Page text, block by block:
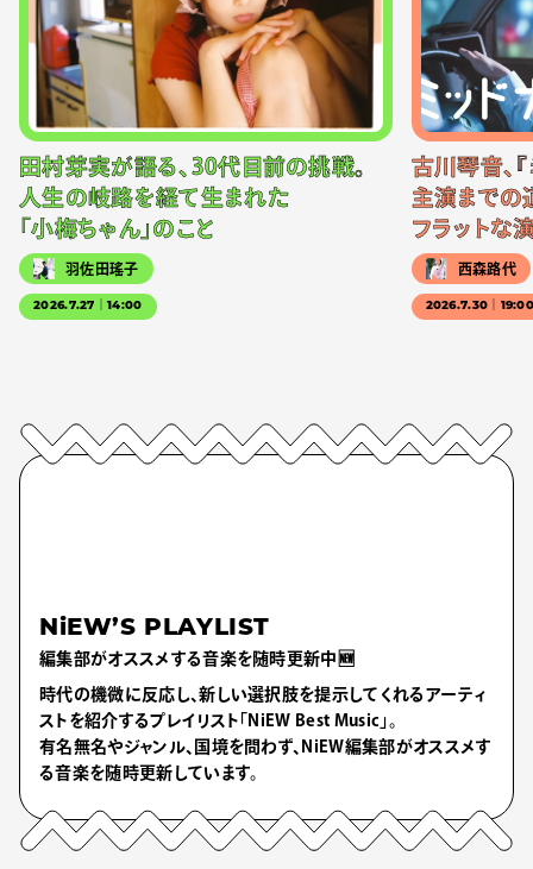
田村芽実が語る、30代目前の挑戦。
人生の岐路を経て生まれた
「小梅ちゃん」のこと
羽佐田瑤子
2026.7.27｜14:00
古川琴音、
主演までの
フラットな
西森路代
2026.7.30｜
NiEW’S PLAYLIST
編集部がオススメする音楽を随時更新中🆕
時代の機微に反応し、新しい選択肢を提示してくれるアーティ
ストを紹介するプレイリスト「NiEW Best Music」。
有名無名やジャンル、国境を問わず、NiEW編集部がオススメす
る音楽を随時更新しています。